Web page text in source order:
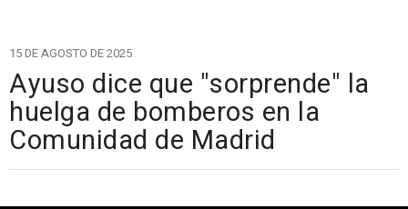
15 DE AGOSTO DE 2025
Ayuso dice que "sorprende" la
huelga de bomberos en la
Comunidad de Madrid